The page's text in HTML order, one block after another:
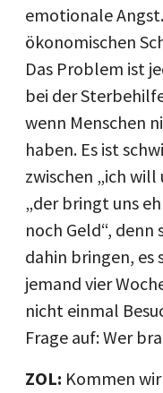
emotionale
ökonomischen
Das Problem ist
bei der
wenn Menschen
haben. Es ist
zwischen „ich
„der bringt uns
noch Geld“, denn
dahin bringen, es
jemand vier
nicht einmal
Frage auf: Wer
ZOL: Kommen